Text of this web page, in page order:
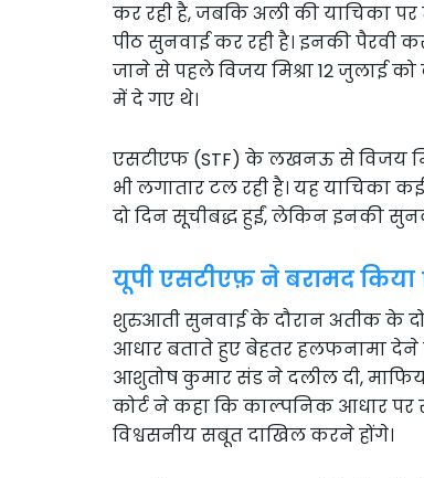
कर रही है, जबकि अली की याचिका पर
पीठ सुनवाई कर रही है। इनकी पैरवी
जाने से पहले विजय मिश्रा 12 जुलाई
में दे गए थे।
एसटीएफ (STF) के लखनऊ से विजय
भी लगातार टल रही है। यह याचिका
दो दिन सूचीबद्ध हुईं, लेकिन इनकी
यूपी एसटीएफ़ ने बरामद किया
शुरुआती सुनवाई के दौरान अतीक के
आधार बताते हुए बेहतर हलफनामा देने
आशुतोष कुमार संड ने दलील दी,
कोर्ट ने कहा कि काल्पनिक आधार पर
विश्वसनीय सबूत दाखिल करने होंगे।